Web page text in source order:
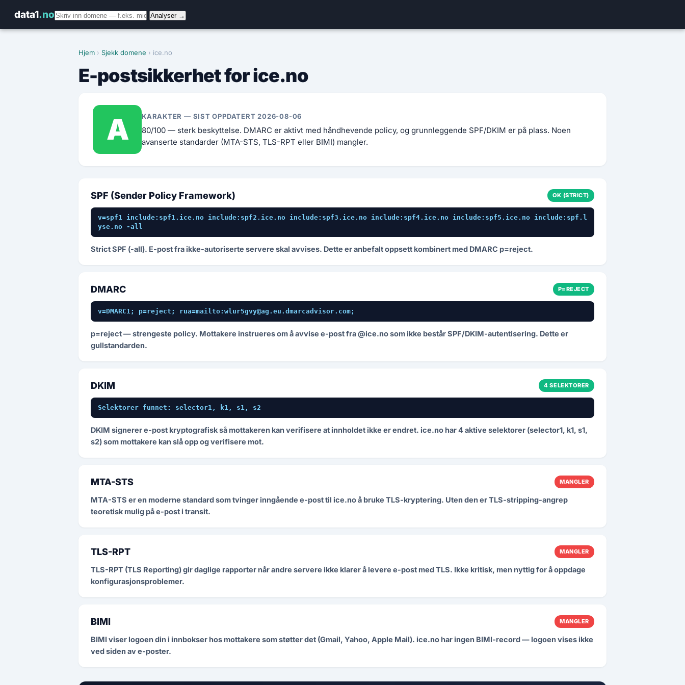
data1.no Analyser →
Hjem › Sjekk domene › ice.no
E-postsikkerhet for ice.no
A KARAKTER — SIST OPPDATERT 2026-08-06
80/100 — sterk beskyttelse. DMARC er aktivt med håndhevende policy, og grunnleggende SPF/DKIM er på plass. Noen
avanserte standarder (MTA-STS, TLS-RPT eller BIMI) mangler.
SPF (Sender Policy Framework) OK (STRICT)
v=spf1 include:spf1.ice.no include:spf2.ice.no include:spf3.ice.no include:spf4.ice.no include:spf5.ice.no include:spf.l
yse.no -all
Strict SPF (-all). E-post fra ikke-autoriserte servere skal avvises. Dette er anbefalt oppsett kombinert med DMARC p=reject.
DMARC P=REJECT
v=DMARC1; p=reject; rua=mailto:wlur5gvy@ag.eu.dmarcadvisor.com;
p=reject — strengeste policy. Mottakere instrueres om å avvise e-post fra @ice.no som ikke består SPF/DKIM-autentisering. Dette er
gullstandarden.
DKIM 4 SELEKTORER
Selektorer funnet: selector1, k1, s1, s2
DKIM signerer e-post kryptografisk så mottakeren kan verifisere at innholdet ikke er endret. ice.no har 4 aktive selektorer (selector1, k1, s1,
s2) som mottakere kan slå opp og verifisere mot.
MTA-STS MANGLER
MTA-STS er en moderne standard som tvinger inngående e-post til ice.no å bruke TLS-kryptering. Uten den er TLS-stripping-angrep
teoretisk mulig på e-post i transit.
TLS-RPT MANGLER
TLS-RPT (TLS Reporting) gir daglige rapporter når andre servere ikke klarer å levere e-post med TLS. Ikke kritisk, men nyttig for å oppdage
konfigurasjonsproblemer.
BIMI MANGLER
BIMI viser logoen din i innbokser hos mottakere som støtter det (Gmail, Yahoo, Apple Mail). ice.no har ingen BIMI-record — logoen vises ikke
ved siden av e-poster.